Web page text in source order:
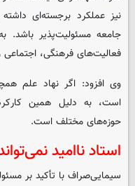
نیز عملکرد برجسته‌ای
جامعه مسئولیت‌پذیر باشد.
فعالیت‌های فرهنگی، اجتماعی
وی افزود: اگر نهاد علم
است، به دلیل همین
حوزه‌های مختلف است.
استاد ناامید
سیمایی‌صراف با تأکید بر